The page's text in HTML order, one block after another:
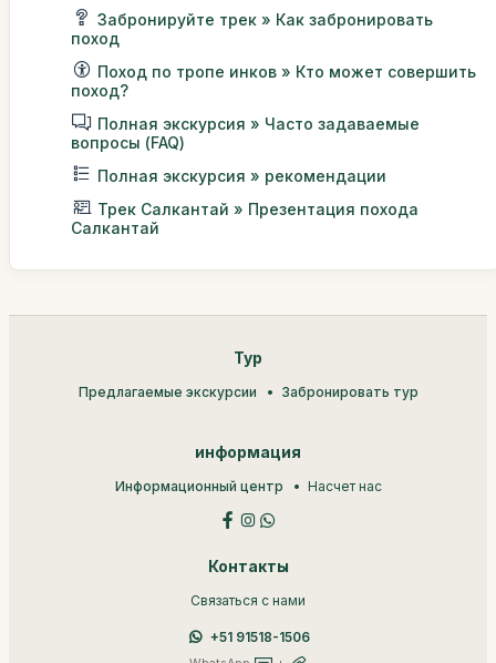
Забронируйте трек » Как забронировать
поход
Поход по тропе инков » Кто может совершить
поход?
Полная экскурсия » Часто задаваемые
вопросы (FAQ)
Полная экскурсия » рекомендации
Трек Салкантай » Презентация похода
Салкантай
Тур
Предлагаемые экскурсии Забронировать тур
информация
Информационный центр Насчет нас
Контакты
Связаться с нами
+51 91518-1506